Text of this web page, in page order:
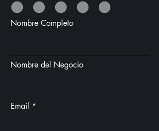
Nombre Completo
Nombre del Negocio
Email